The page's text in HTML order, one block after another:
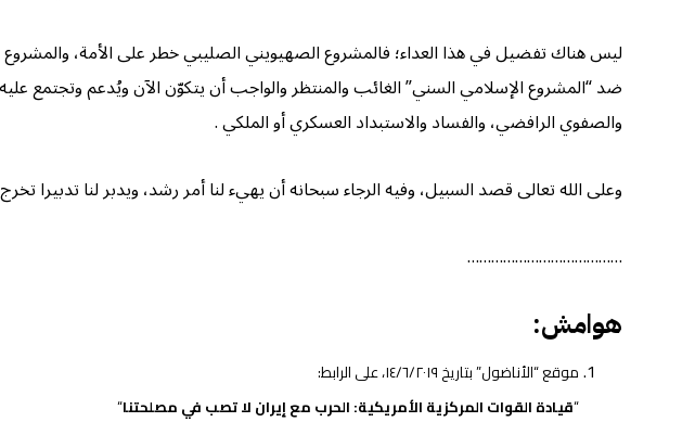
ليس هناك تفضيل في هذا العداء؛ فالمشروع الصهيويني الصليبي خطر على الأمة،
ضد “المشروع الإسلامي السني” الغائب والمنتظر والواجب أن يتكوّن الآن ويُدعم وتجتمع عليه
والصفوي الرافضي، والفساد والاستبداد العسكري أو الملكي .
وعلى الله تعالى قصد السبيل، وفيه الرجاء سبحانه أن يهيء لنا أمر رشد، ويدبر لنا تدبيرا
…………………………………
هوامش:
موقع “الأناضول” بتاريخ ١٤/٦/٢٠١٩، على الرابط:
“قيادة القوات المركزية الأمريكية: الحرب مع إيران لا تصب في مصلحتنا“